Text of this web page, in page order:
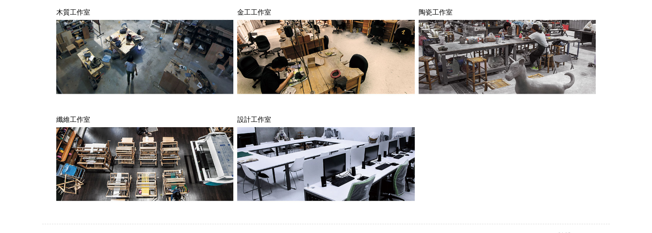
木質工作室 金工工作室 陶瓷工作室
纖維工作室 設計工作室